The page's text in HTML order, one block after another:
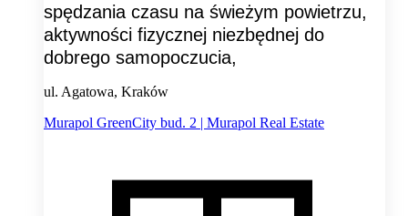
spędzania czasu na świeżym powietrzu,
aktywności fizycznej niezbędnej do
dobrego samopoczucia,
ul. Agatowa, Kraków
Murapol GreenCity bud. 2 | Murapol Real Estate